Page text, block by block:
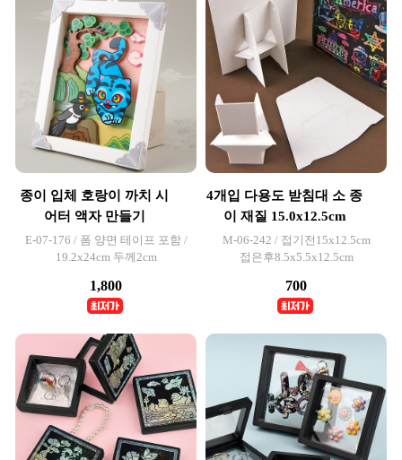
종이 입체 호랑이 까치 시
어터 액자 만들기
E-07-176 / 폼 양면 테이프 포함 /
19.2x24cm 두께2cm
1,800
4개입 다용도 받침대 소 종
이 재질 15.0x12.5cm
M-06-242 / 접기전15x12.5cm
접은후8.5x5.5x12.5cm
700